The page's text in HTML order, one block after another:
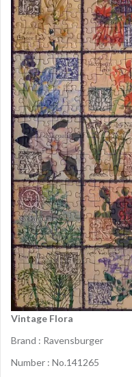
Vintage Flora
Brand : Ravensburger
Number : No.141265